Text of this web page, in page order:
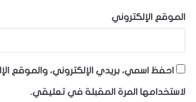
الموقع الإلكتروني
احفظ اسمي، بريدي الإلكتروني، والموقع
لاستخدامها المرة المقبلة في تعليقي.